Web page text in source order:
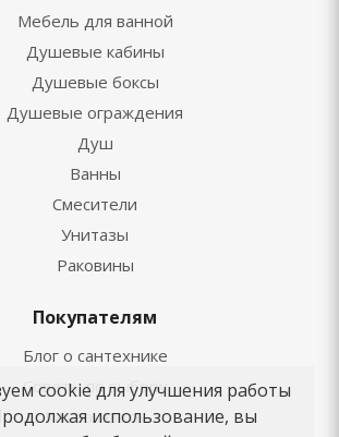
Мебель для ванной
Душевые кабины
Душевые боксы
Душевые ограждения
Душ
Ванны
Смесители
Унитазы
Раковины
Покупателям
Блог о сантехнике
Советы по выбору
Как заказать
cookie для улучшения работы
использование, вы